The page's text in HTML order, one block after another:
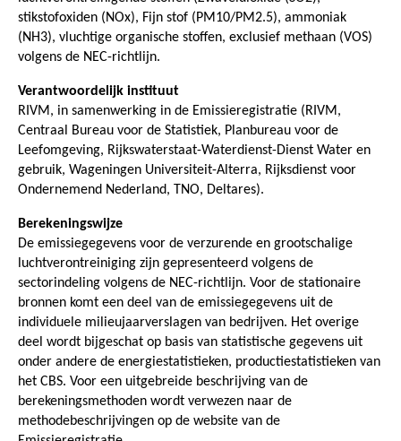
stikstofoxiden (NOx), Fijn stof (PM10/PM2.5), ammoniak
(NH3), vluchtige organische stoffen, exclusief methaan (VOS)
volgens de NEC-richtlijn.
Verantwoordelijk instituut
RIVM, in samenwerking in de Emissieregistratie (RIVM,
Centraal Bureau voor de Statistiek, Planbureau voor de
Leefomgeving, Rijkswaterstaat-Waterdienst-Dienst Water en
gebruik, Wageningen Universiteit-Alterra, Rijksdienst voor
Ondernemend Nederland, TNO, Deltares).
Berekeningswijze
De emissiegegevens voor de verzurende en grootschalige
luchtverontreiniging zijn gepresenteerd volgens de
sectorindeling volgens de NEC-richtlijn. Voor de stationaire
bronnen komt een deel van de emissiegegevens uit de
individuele milieujaarverslagen van bedrijven. Het overige
deel wordt bijgeschat op basis van statistische gegevens uit
onder andere de energiestatistieken, productiestatistieken van
het CBS. Voor een uitgebreide beschrijving van de
berekeningsmethoden wordt verwezen naar de
methodebeschrijvingen op de website van de